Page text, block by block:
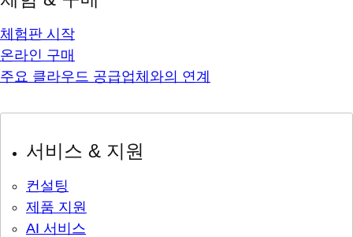
체험판 시작
온라인 구매
주요 클라우드 공급업체와의 연계
서비스 & 지원
컨설팅
제품 지원
AI 서비스